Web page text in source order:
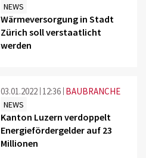
NEWS
Wärmeversorgung in Stadt
Zürich soll verstaatlicht
werden
03.01.2022 12:36 BAUBRANCHE
NEWS
Kanton Luzern verdoppelt
Energiefördergelder auf 23
Millionen